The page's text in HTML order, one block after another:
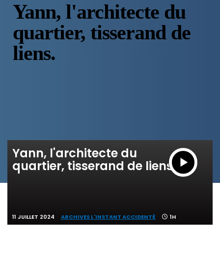
Yann, l'architecte du
quartier, tisserand de
liens.
Yann, l'architecte du
quartier, tisserand de liens.
11 JUILLET 2024 ARCHIVES L'INSTANT ACCIDENTÉ 1H